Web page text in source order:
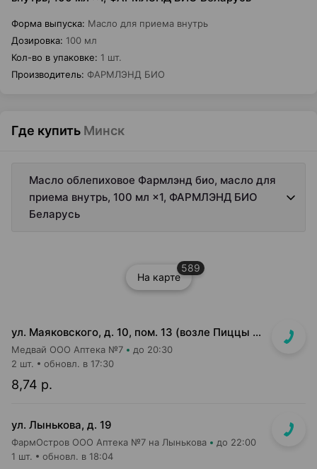
Форма выпуска: Масло для приема внутрь
Дозировка: 100 мл
Кол-во в упаковке: 1 шт.
Производитель: ФАРМЛЭНД БИО
Где купить Минск
Масло облепиховое Фармлэнд био, масло для
приема внутрь, 100 мл ×1, ФАРМЛЭНД БИО
Беларусь
На карте
589
ул. Маяковского, д. 10, пом. 13 (возле Пиццы Мании)
Медвай ООО Аптека №7 до 20:30
8,74 р.
2 шт. обновл. в 17:30
ул. Лынькова, д. 19
ФармОстров ООО Аптека №7 на Лынькова до 22:00
1 шт. обновл. в 18:04